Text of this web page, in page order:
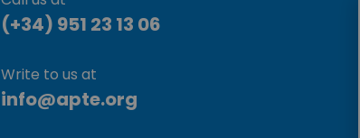
(+34) 951 23 13 06
Write to us at
info@apte.org